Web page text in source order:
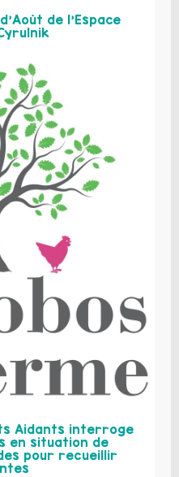
de l’Espace
Aidants interroge
en situation de
pour recueillir